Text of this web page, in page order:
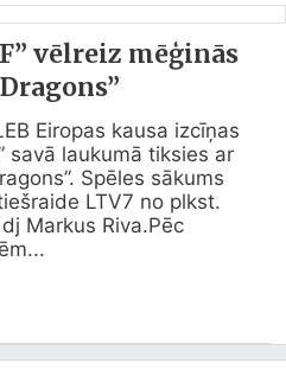
vēlreiz mēģinās
Eiropas kausa izcīņas
savā laukumā tiksies ar
Spēles sākums
LTV7 no plkst.
Markus Riva.Pēc